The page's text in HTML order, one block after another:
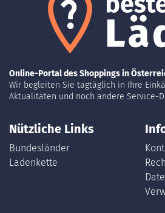
Online-Portal des Shoppings in
Wir begleiten Sie tagtäglich in Ihre
Aktualitäten und noch andere Service-
Nützliche Links
Bundesländer
Ladenkette